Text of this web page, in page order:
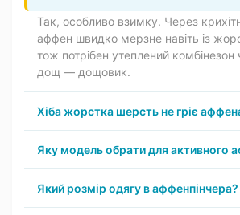
Так, особливо взимку. Через
аффен швидко мерзне навіть із
тож потрібен утеплений комбінезон
дощ — дощовик.
Хіба жорстка шерсть не гріє
Яку модель обрати для активного
Який розмір одягу в аффенпінчера?